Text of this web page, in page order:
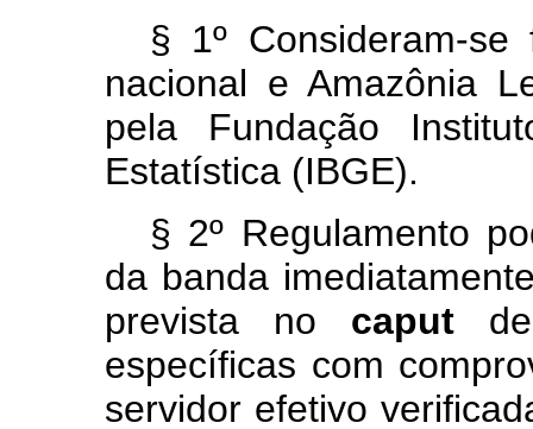
§ 1º Consideram-
nacional e Amazônia
pela Fundação
Estatística (IBGE).
§ 2º Regulamento
da banda
prevista no caput
específicas com
servidor efetivo